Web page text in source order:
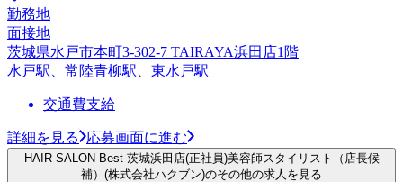
勤務地
面接地
茨城県水戸市本町3-302-7 TAIRAYA浜田店1階
水戸駅、常陸青柳駅、東水戸駅
交通費支給
詳細を見る 応募画面に進む
HAIR SALON Best 茨城浜田店(正社員)美容師スタイリスト（店長候
補）(株式会社ハクブン)のその他の求人を見る